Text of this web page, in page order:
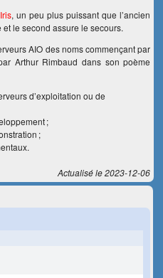
Iris, un peu plus puissant que l’ancien
le second assure le secours.
AIO des noms commençant par
Arthur Rimbaud dans son poème
d’exploitation ou de
;
;
Actualisé le 2023-12-06